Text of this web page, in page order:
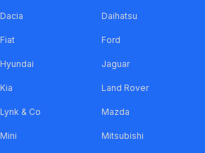
Dacia Daihatsu
Fiat Ford
Hyundai Jaguar
Kia Land Rover
Lynk & Co Mazda
Mini Mitsubishi